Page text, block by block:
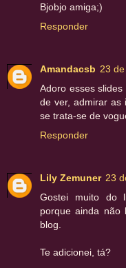
Bjobjo amiga;)
Responder
Amandacsb 23
Adoro esses
de ver, admirar as
se trata-se de
Responder
Lily Zemuner 23
Gostei muito do
porque ainda
blog.
Te adicionei, tá?